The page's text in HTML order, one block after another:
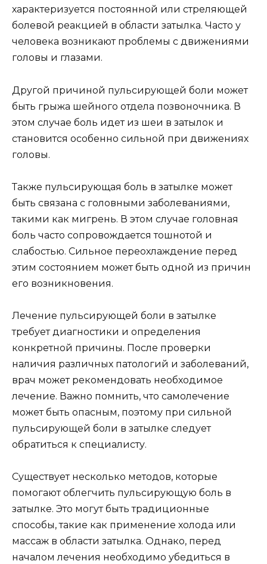
характеризуется постоянной или стреляющей
болевой реакцией в области затылка. Часто у
человека возникают проблемы с движениями
головы и глазами.
Другой причиной пульсирующей боли может
быть грыжа шейного отдела позвоночника. В
этом случае боль идет из шеи в затылок и
становится особенно сильной при движениях
головы.
Также пульсирующая боль в затылке может
быть связана с головными заболеваниями,
такими как мигрень. В этом случае головная
боль часто сопровождается тошнотой и
слабостью. Сильное переохлаждение перед
этим состоянием может быть одной из причин
его возникновения.
Лечение пульсирующей боли в затылке
требует диагностики и определения
конкретной причины. После проверки
наличия различных патологий и заболеваний,
врач может рекомендовать необходимое
лечение. Важно помнить, что самолечение
может быть опасным, поэтому при сильной
пульсирующей боли в затылке следует
обратиться к специалисту.
Существует несколько методов, которые
помогают облегчить пульсирующую боль в
затылке. Это могут быть традиционные
способы, такие как применение холода или
массаж в области затылка. Однако, перед
началом лечения необходимо убедиться в